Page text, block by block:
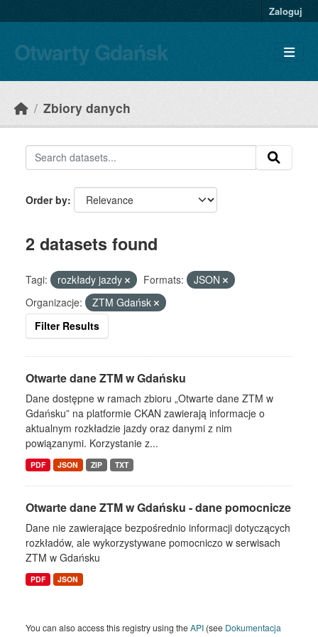
Zaloguj
Otwarty Gdańsk
Zbiory danych
Order by
2 datasets found
Tagi: rozkłady jazdy Formats:
JSON
Organizacje:
ZTM Gdańsk
Filter Results
Otwarte dane ZTM w Gdańsku
Dane dostępne w ramach zbioru „Otwarte dane ZTM w
Gdańsku” na platformie CKAN zawierają informacje o
aktualnym rozkładzie jazdy oraz danymi z nim
powiązanymi. Korzystanie z...
PDF JSON ZIP TXT
Otwarte dane ZTM w Gdańsku - dane pomocnicze
Dane nie zawierające bezpośrednio informacji dotyczących
rozkładów, ale wykorzystywane pomocniczo w serwisach
ZTM w Gdańsku
PDF JSON
You can also access this registry using theAPI (see Dokumentacja